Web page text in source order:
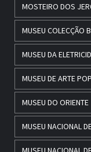
MOSTEIRO DOS
MUSEU COLECÇÃO
MUSEU DA
MUSEU DE ARTE
MUSEU DO ORIENTE
MUSEU NACIONAL